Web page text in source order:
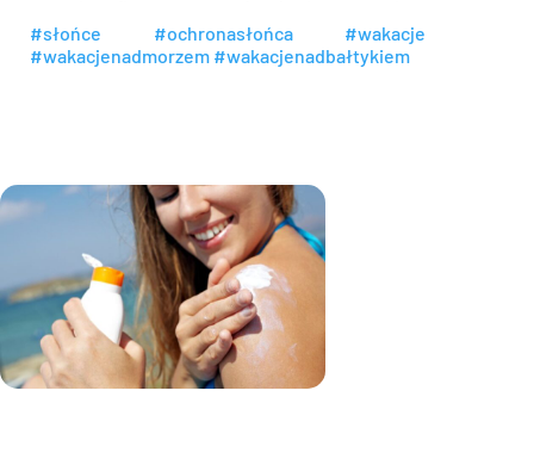
#słońce
#ochronasłońca
#wakacje
#wakacjenadmorzem #wakacjenadbałtykiem